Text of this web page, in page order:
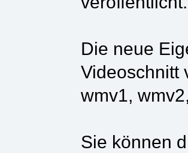
Die neue
Videoschnitt
wmv1,
Sie können